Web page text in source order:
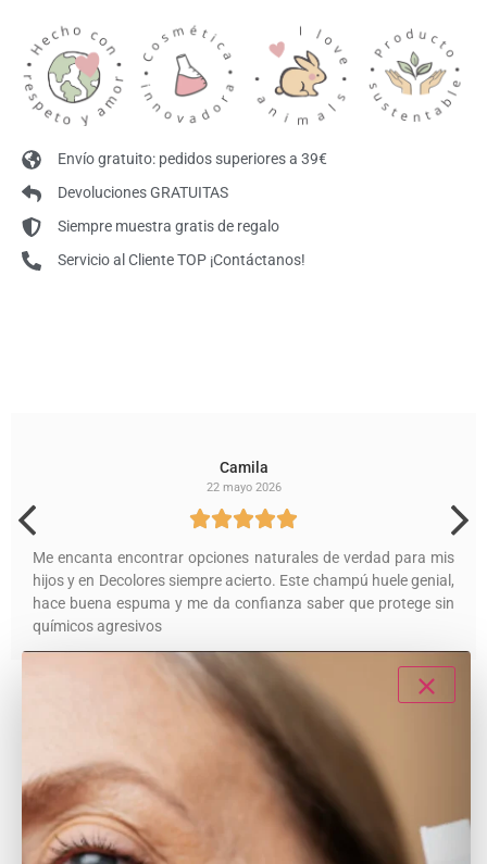
• Respeta el cuero cabelludo sensible
• Aroma fresco y natural
Fórmula natural protectora
neem, árbol de té y lavanda, ayuda a mantener el
cabello protegido, limpio y cuidado de forma
respetuosa.
Resultados que notarás
Envío gratuito: pedidos superiores a 39€
Devoluciones GRATUITAS
Siempre muestra gratis de regalo
Servicio al Cliente TOP ¡Contáctanos!